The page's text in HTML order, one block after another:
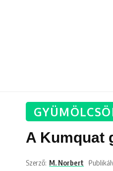
A Kumquat
Szerző: M. Norbert